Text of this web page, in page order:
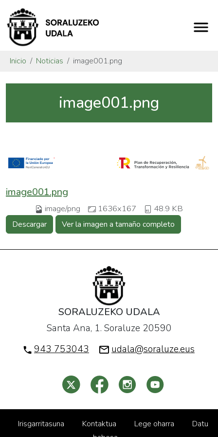
Inicio Noticias image001.png
image001.png
image001.png
image/png 1636x167 48.9 KB
Descargar Ver la imagen a tamaño completo
SORALUZEKO UDALA
Santa Ana, 1. Soraluze 20590
943 753043
udala@soraluze.eus
Irisgarritasuna Kontaktua Lege oharra
Datu